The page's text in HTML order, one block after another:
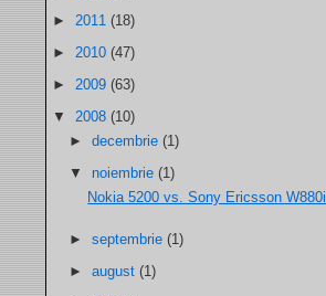
► 2011 (18)
► 2010 (47)
► 2009 (63)
▼ 2008 (10)
►decembrie(1)
▼noiembrie(1)
Nokia 5200 vs. Sony Ericsson W880i
►septembrie(1)
►august(1)